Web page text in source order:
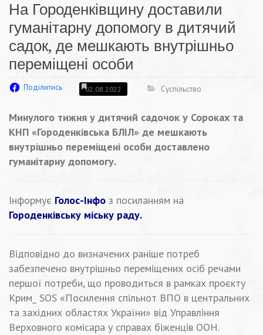
На Городенківщину доставили
гуманітарну допомогу в дитячий
садок, де мешкають внутрішньо
переміщені особи
Поділитись 02.08.2022 Суспільство
Минулого тижня у дитячий садочок у Сороках та
КНП «Городенківська БЛІЛ» де мешкають
внутрішньо переміщені особи доставлено
гуманітарну допомогу.
Інформує Голос-Інфо з посиланням на
Городенківську міську раду.
Відповідно до визначених раніше потреб
забезпечено внутрішньо переміщених осіб речами
першої потреби, що проводиться в рамках проєкту
Крим_ SOS «Посилення спільнот ВПО в центральних
та західних областях України» від Управління
Верховного комісара у справах біженців ООН.